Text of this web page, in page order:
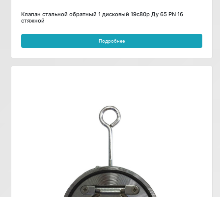
Клапан стальной обратный 1 дисковый 19с80р Ду 65 PN 16
стяжной
Подробнее